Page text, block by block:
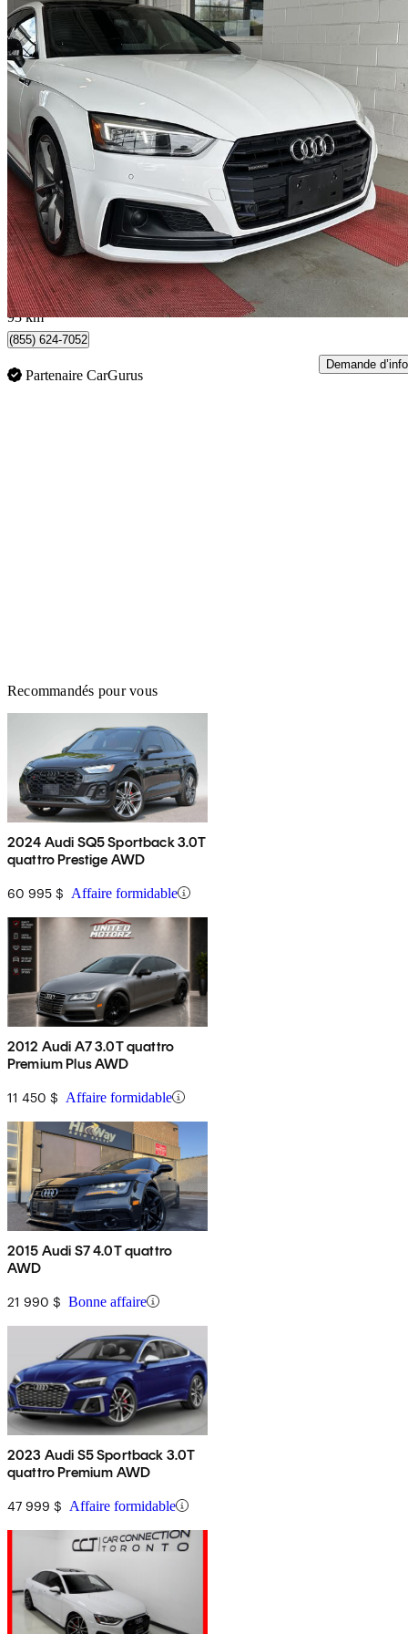
2019 Audi A5 Sportback
quattro Technik 45 TFSI 94 235 km
21 690 $ Affaire
381 $/mois env.
Oakville, ON
93 km
(855) 624-7052
Partenaire CarGurus
Demande d’info
Recommandés pour vous
2024 Audi SQ5 Sportback 3.0T
quattro Prestige AWD
60 995 $ Affaire formidable
2012 Audi A7 3.0T quattro
Premium Plus AWD
11 450 $ Affaire formidable
2015 Audi S7 4.0T quattro
AWD
21 990 $ Bonne affaire
2023 Audi S5 Sportback 3.0T
quattro Premium AWD
47 999 $ Affaire formidable